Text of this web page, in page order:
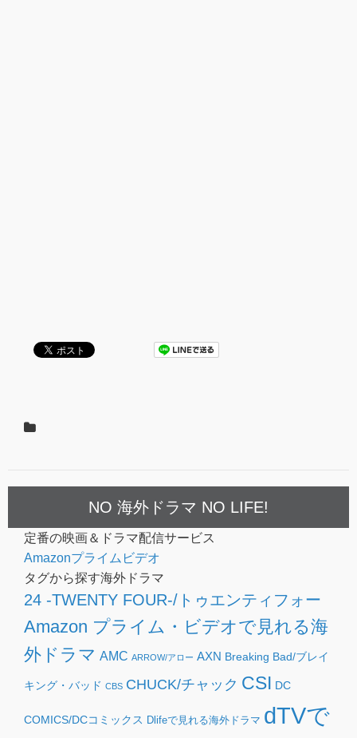
NO 海外ドラマ NO LIFE!
定番の映画＆ドラマ配信サービス
Amazonプライムビデオ
タグから探す海外ドラマ
24 -TWENTY FOUR-/トゥエンティフォー
Amazon プライム・ビデオで見れる海
外ドラマ AMC ARROW/アロー AXN Breaking Bad/ブレイ
キング・バッド CBS CHUCK/チャック CSI DC
COMICS/DCコミックス Dlifeで見れる海外ドラマ dTVで